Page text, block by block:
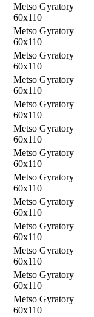
Metso Gyratory
60x110
Metso Gyratory
60x110
Metso Gyratory
60x110
Metso Gyratory
60x110
Metso Gyratory
60x110
Metso Gyratory
60x110
Metso Gyratory
60x110
Metso Gyratory
60x110
Metso Gyratory
60x110
Metso Gyratory
60x110
Metso Gyratory
60x110
Metso Gyratory
60x110
Metso Gyratory
60x110